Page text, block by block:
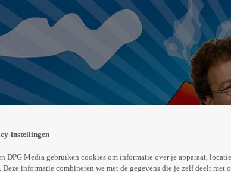
hun boeltje bij elkaar en vertrekken.
ervandoor. Eenmaal in het kasteel
Abonneren op Videoland
instellingen
DPG Media gebruiken cookies om informatie over je apparaat,
Deze informatie combineren we met de gegevens die je zelf deelt met